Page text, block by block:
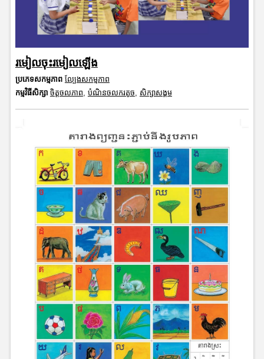
រមៀលចុះរមៀលឡើង
ប្រភេទសកម្មភាព ល្បែងសកម្មភាព
កម្មវិធីសិក្សា ចិត្តចលភាព, បំណិនចលករតូច, សិក្សាសង្គម